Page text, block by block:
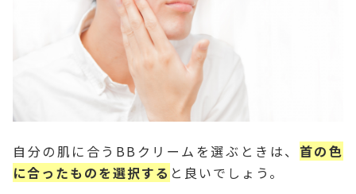
自分の肌に合うBBクリームを選ぶときは、 首の色
に合ったものを選択する と良いでしょう。